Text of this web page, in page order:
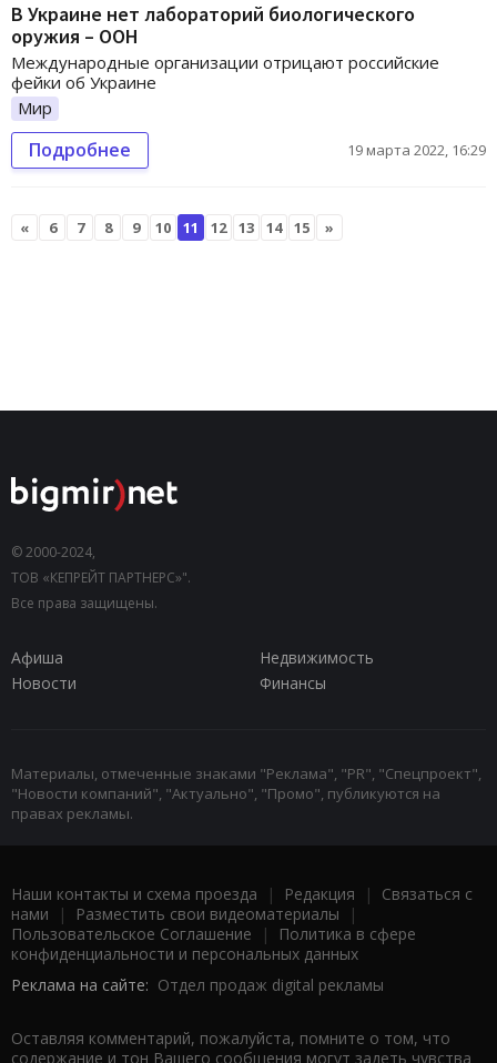
В Украине нет лабораторий биологического
оружия – ООН
Международные организации отрицают российские
фейки об Украине
Мир
Подробнее 19 марта 2022, 16:29
« 6 7 8 9 10 11 12 13 14 15 »
© 2000-2024,
ТОВ «КЕПРЕЙТ ПАРТНЕРС»".
Все права защищены.
Афиша
Недвижимость
Новости
Финансы
Материалы, отмеченные знаками "Реклама", "PR", "Спецпроект",
"Новости компаний", "Актуально", "Промо", публикуются на
правах рекламы.
Наши контакты и схема проезда | Редакция | Связаться с
нами | Разместить свои видеоматериалы |
Пользовательское Соглашение |
Политика в сфере
конфиденциальности и персональных данных
Реклама на сайте: Отдел продаж digital рекламы
Оставляя комментарий, пожалуйста, помните о том, что
содержание и тон Вашего сообщения могут задеть чувства